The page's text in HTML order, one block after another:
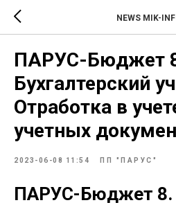
NEWS MIK-
ПАРУС-Бюджет
Бухгалтерский
Отработка в
учетных
2023-06-08 11:54 ПП "ПАРУС"
ПАРУС-Бюджет 8.